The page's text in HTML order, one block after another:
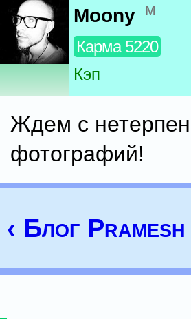
Moony м
Карма 5220
Кэп
Ждем с
фотографий!
‹ Блог Pramesh